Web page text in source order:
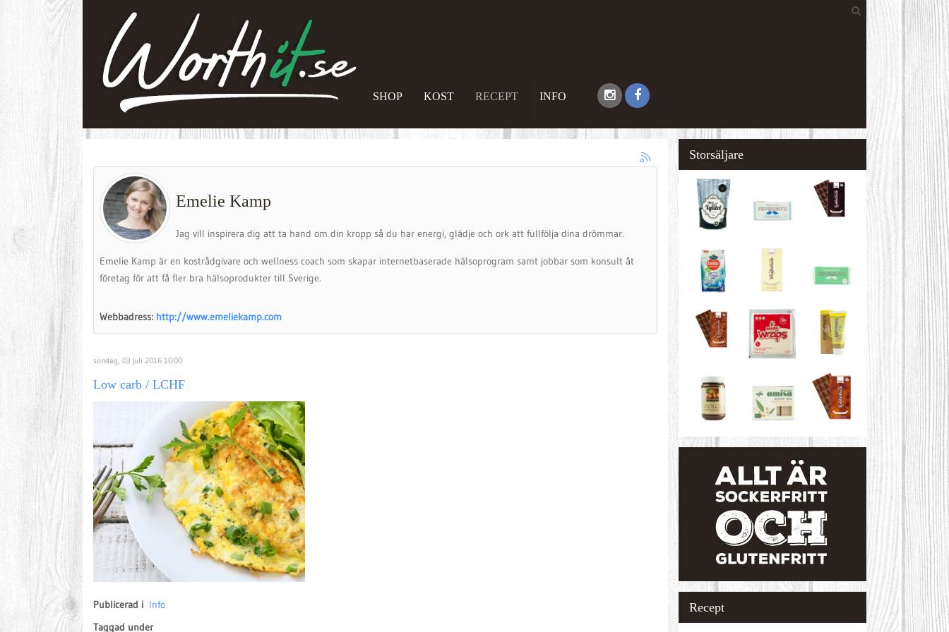
SHOP KOST RECEPT INFO
Emelie Kamp
Jag vill inspirera dig att ta hand om din kropp så du har energi, glädje och ork att fullfölja dina drömmar.
Emelie Kamp är en kostrådgivare och wellness coach som skapar internetbaserade hälsoprogram samt jobbar som konsult åt
företag för att få fler bra hälsoprodukter till Sverige.
Webbadress: http://www.emeliekamp.com
söndag, 03 juli 2016 10:00
Low carb / LCHF
Publicerad i Info
Taggad under
Storsäljare
Recept